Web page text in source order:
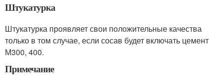
Штукатурка
Штукатурка проявляет свои положительные качества
только в том случае, если сосав будет включать цемент
М300, 400.
Примечание